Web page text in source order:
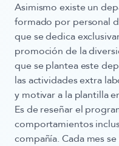
Asimismo existe un
formado por personal
que se dedica
promoción de la
que se plantea este
las actividades extra
y motivar a la plantilla
Es de reseñar el
comportamientos
compañía. Cada mes